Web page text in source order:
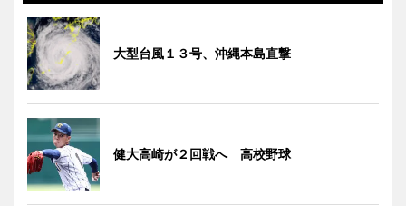
大型台風１３号、沖縄本島直撃
健大高崎が２回戦へ 高校野球